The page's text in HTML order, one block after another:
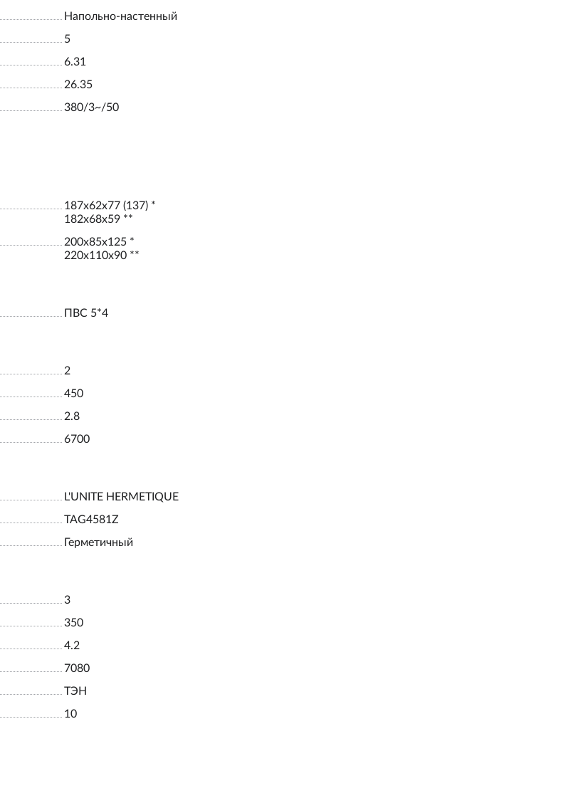
Напольно-настенный
5
6.31
26.35
380/3~/50
187х62х77 (137) *
182х68х59 **
200х85х125 *
220х110х90 **
ПВС 5*4
2
450
2.8
6700
L'UNITE HERMETIQUE
TAG4581Z
Герметичный
3
350
4.2
7080
ТЭН
10